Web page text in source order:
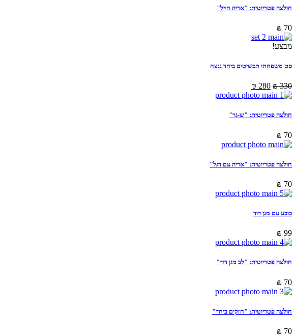
חולצה פטריוטית: "אריה חייל"
₪ 70
מבצע!
סט משפחתי תכשיטים ביחד ננצח
₪330
₪ 280
חולצה פטריוטית: "ש-גר"
₪ 70
חולצה פטריוטית: "אריה עם דגל"
₪ 70
כובע עם מגן דוד
₪ 99
חולצה פטריוטית: "לב מגן דוד"
₪ 70
חולצה פטריוטית: "חזקים ביחד"
₪ 70